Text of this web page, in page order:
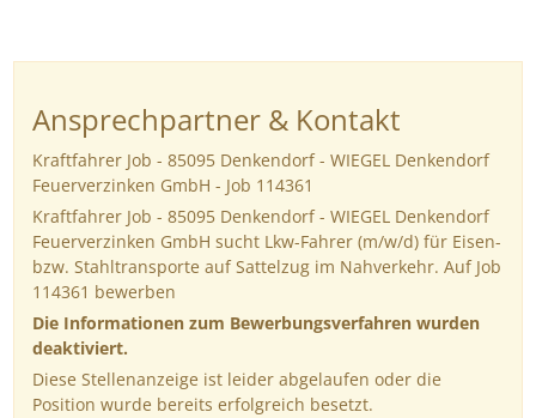
Ansprechpartner & Kontakt
Kraftfahrer Job - 85095 Denkendorf - WIEGEL Denkendorf
Feuerverzinken GmbH - Job 114361
Kraftfahrer Job - 85095 Denkendorf - WIEGEL Denkendorf
Feuerverzinken GmbH sucht Lkw-Fahrer (m/w/d) für Eisen-
bzw. Stahltransporte auf Sattelzug im Nahverkehr. Auf Job
114361 bewerben
Die Informationen zum Bewerbungsverfahren wurden
deaktiviert.
Diese Stellenanzeige ist leider abgelaufen oder die
Position wurde bereits erfolgreich besetzt.